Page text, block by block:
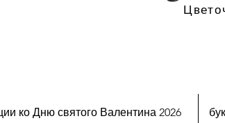
ко Дню святого Валентина 2026